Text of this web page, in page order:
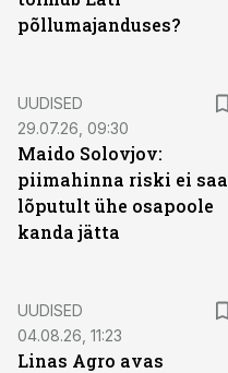
põllumajanduses?
UUDISED
29.07.26, 09:30
Maido Solovjov:
piimahinna riski ei saa
lõputult ühe osapoole
kanda jätta
UUDISED
04.08.26, 11:23
Linas Agro avas